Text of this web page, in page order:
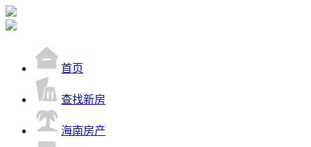
首页
查找新房
海南房产